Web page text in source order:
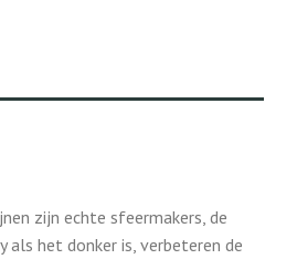
zijn echte sfeermakers, de
het donker is, verbeteren de